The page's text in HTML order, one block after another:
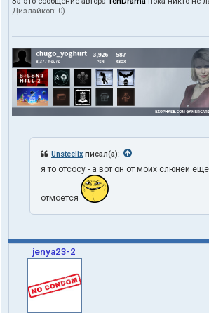
Дизлайков: 0)
Unsteelix писал(а):
я то отсосу - а вот он от моих слюней
отмоется
jenya23-2